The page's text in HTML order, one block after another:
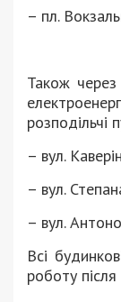
– пл.
Також
– вул.
– вул.
– вул.
Всі
роботу